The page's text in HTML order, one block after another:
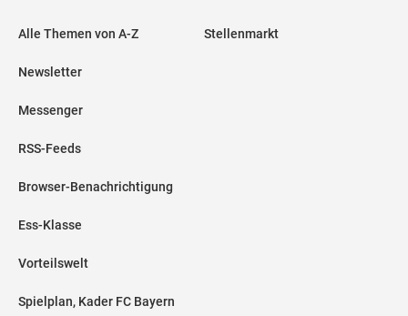
Alle Themen von A-Z
Newsletter
Messenger
RSS-Feeds
Browser-Benachrichtigung
Ess-Klasse
Vorteilswelt
Spielplan, Kader FC Bayern
Stellenmarkt